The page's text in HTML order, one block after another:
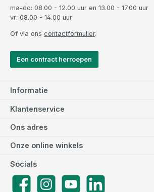
ma-do: 08.00 - 12.00 uur en 13.00 - 17.00 uur
vr: 08.00 - 14.00 uur
Of via ons contactformulier.
Een contract herroepen
Informatie
Klantenservice
Ons adres
Socials
FacebookInstagramYouTube
Onze online winkels